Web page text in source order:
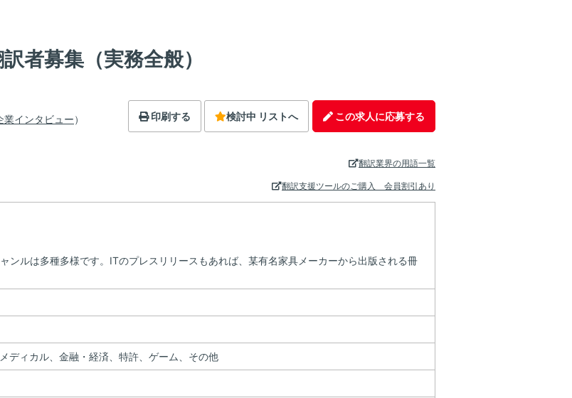
者募集（実務全般）
印刷する 検討中 リストへ この求人に応募する
業インタビュー）
翻訳業界の用語一覧
翻訳支援ツールのご購入 会員割引あり
ンルは多種多様です。ITのプレスリリースもあれば、某有名家具メーカーから出版される冊
ディカル、金融・経済、特許、ゲーム、その他